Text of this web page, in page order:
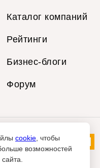
Каталог компаний
Рейтинги
Бизнес-блоги
Форум
cookie , чтобы
возможностей